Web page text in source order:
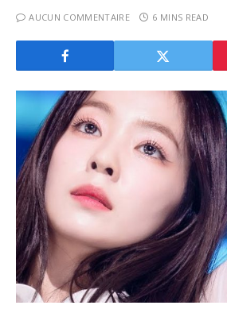
AUCUN COMMENTAIRE 6 MINS READ